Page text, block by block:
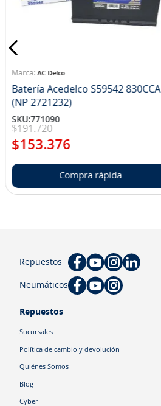
AC Delco
Batería Acedelco S59542 830CCA
(NP 2721232)
SKU:771090
$191.720
$153.376
Compra rápida
Repuestos
Neumáticos
Repuestos
Sucursales
Política de cambio y devolución
Quiénes Somos
Blog
Cyber